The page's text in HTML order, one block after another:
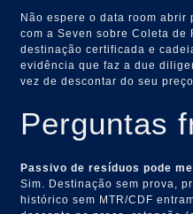
Não espere o data room abrir
com a Seven sobre Coleta de
destinação certificada e
evidência que faz a due
vez de descontar do seu preço.
Perguntas
Passivo de resíduos pode
Sim. Destinação sem prova,
histórico sem MTR/CDF